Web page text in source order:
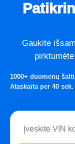
Gaukite
1000+ duomenų
Ataskaita per 40 sek.